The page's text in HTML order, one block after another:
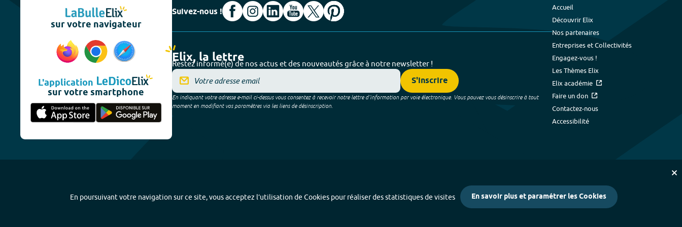
sur votre navigateur
L'application
sur votre smartphone
Suivez-nous !
Elix, la lettre
Restez informé(e) de nos actus et des nouveautés grâce à notre newsletter !
S'inscrire
En indiquant votre adresse e-mail ci-dessus vous consentez à recevoir notre lettre d’information par voie électronique. Vous pouvez vous désinscrire à tout
moment en modifiant vos paramètres via les liens de désinscription.
Accueil
Découvrir Elix
Nos partenaires
Entreprises et Collectivités
Engagez-vous !
Les Thèmes Elix
Elix académie
Faire un don
Contactez-nous
Accessibilité
En poursuivant votre navigation sur ce site, vous acceptez l’utilisation de Cookies pour réaliser des statistiques de visites En savoir plus et paramétrer les Cookies